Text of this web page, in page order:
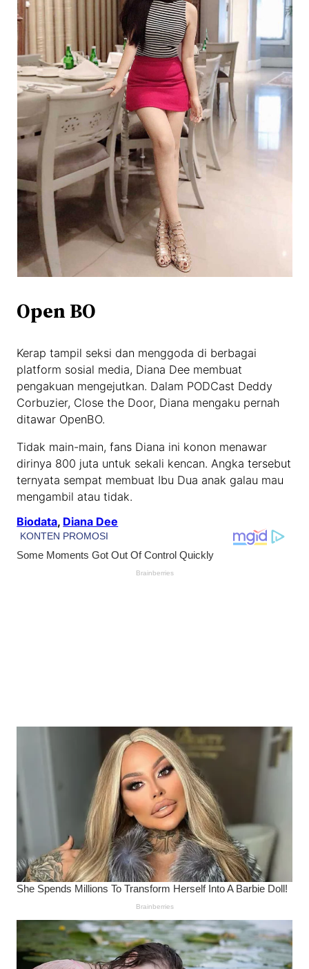
Open BO
Kerap tampil seksi dan menggoda di berbagai
platform sosial media, Diana Dee membuat
pengakuan mengejutkan. Dalam PODCast Deddy
Corbuzier, Close the Door, Diana mengaku pernah
ditawar OpenBO.
Tidak main-main, fans Diana ini konon menawar
dirinya 800 juta untuk sekali kencan. Angka tersebut
ternyata sempat membuat Ibu Dua anak galau mau
mengambil atau tidak.
Biodata, Diana Dee